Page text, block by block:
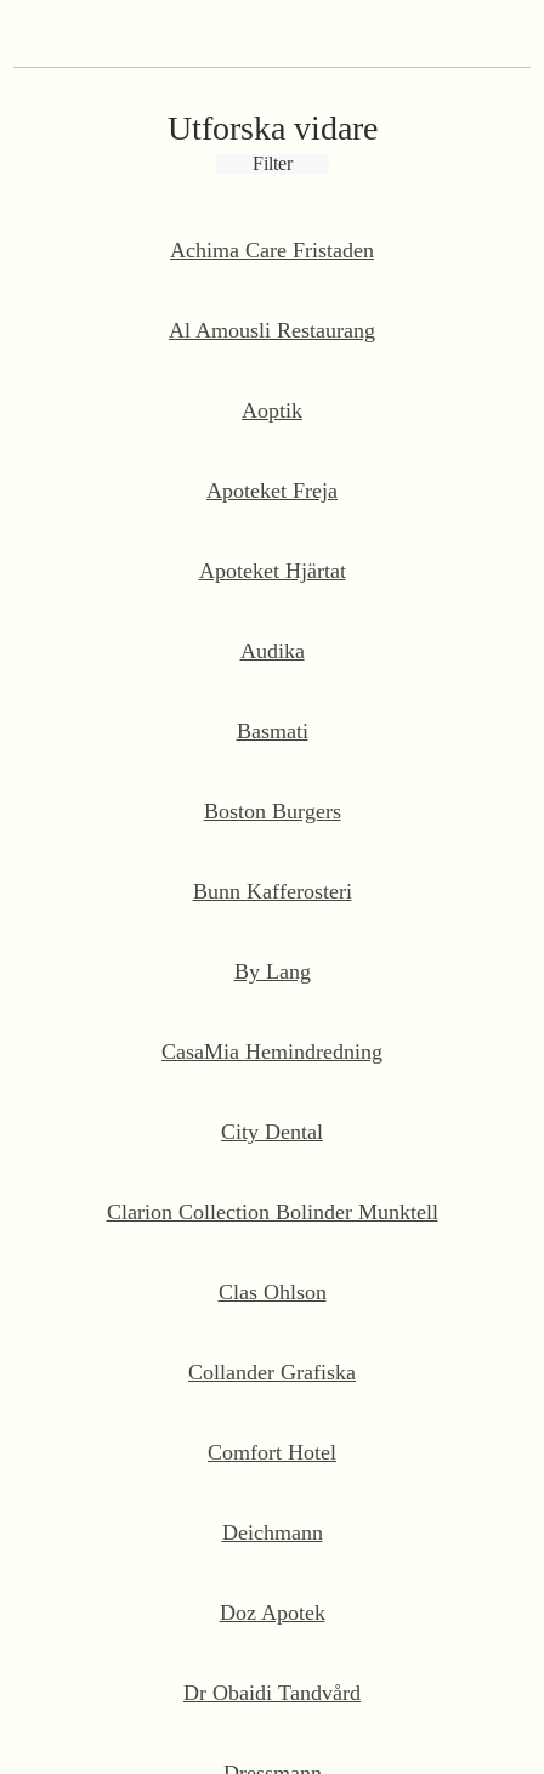
Utforska vidare
Filter
Achima Care Fristaden
Al Amousli Restaurang
Aoptik
Apoteket Freja
Apoteket Hjärtat
Audika
Basmati
Boston Burgers
Bunn Kafferosteri
By Lang
CasaMia Hemindredning
City Dental
Clarion Collection Bolinder Munktell
Clas Ohlson
Collander Grafiska
Comfort Hotel
Deichmann
Doz Apotek
Dr Obaidi Tandvård